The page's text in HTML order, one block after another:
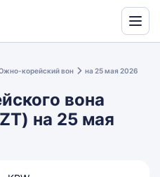
Translate
корейский вон на 25 мая 2026
вона
на 25 мая